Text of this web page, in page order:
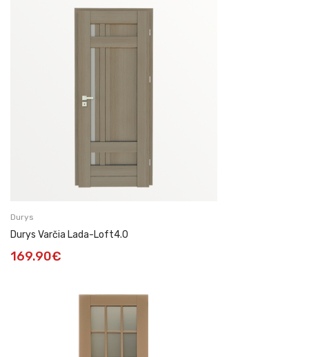
Durys
Durys Varčia Lada-Loft4.0
169.90€